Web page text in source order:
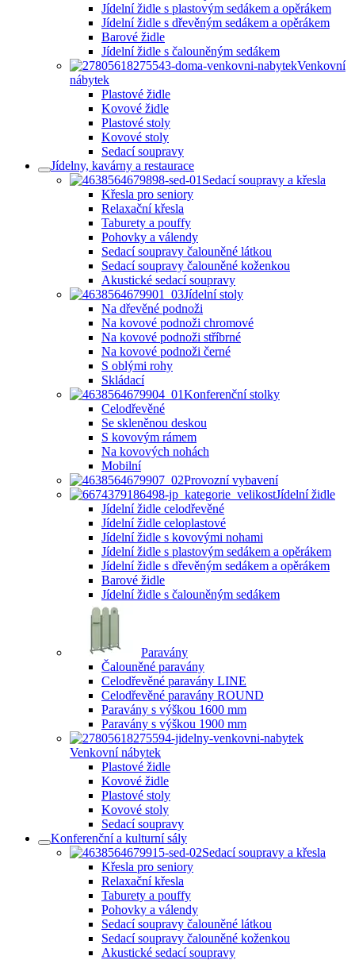
Jídelní židle s plastovým sedákem a opěrákem
Jídelní židle s dřevěným sedákem a opěrákem
Barové židle
Jídelní židle s čalouněným sedákem
Venkovní
nábytek
Plastové židle
Kovové židle
Plastové stoly
Kovové stoly
Sedací soupravy
Jídelny, kavárny a restaurace
Sedací soupravy a křesla
Křesla pro seniory
Relaxační křesla
Taburety a pouffy
Pohovky a válendy
Sedací soupravy čalouněné látkou
Sedací soupravy čalouněné koženkou
Akustické sedací soupravy
Jídelní stoly
Na dřevěné podnoži
Na kovové podnoži chromové
Na kovové podnoži stříbrné
Na kovové podnoži černé
S oblými rohy
Skládací
Konferenční stolky
Celodřevěné
Se skleněnou deskou
S kovovým rámem
Na kovových nohách
Mobilní
Provozní vybavení
Jídelní židle
Jídelní židle celodřevěné
Jídelní židle celoplastové
Jídelní židle s kovovými nohami
Jídelní židle s plastovým sedákem a opěrákem
Jídelní židle s dřevěným sedákem a opěrákem
Barové židle
Jídelní židle s čalouněným sedákem
Paravány
Čalouněné paravány
Celodřevěné paravány LINE
Celodřevěné paravány ROUND
Paravány s výškou 1600 mm
Paravány s výškou 1900 mm
Venkovní nábytek
Plastové židle
Kovové židle
Plastové stoly
Kovové stoly
Sedací soupravy
Konferenční a kulturní sály
Sedací soupravy a křesla
Křesla pro seniory
Relaxační křesla
Taburety a pouffy
Pohovky a válendy
Sedací soupravy čalouněné látkou
Sedací soupravy čalouněné koženkou
Akustické sedací soupravy